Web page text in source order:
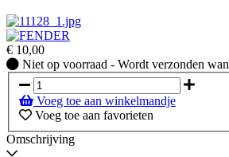
€ 10,00
Niet
op
voorraad
-
Wordt
verzonden
wanneer
Niet op voorraad - Wordt verzonden
Voeg toe aan winkelmandje
Voeg toe aan favorieten
Omschrijving